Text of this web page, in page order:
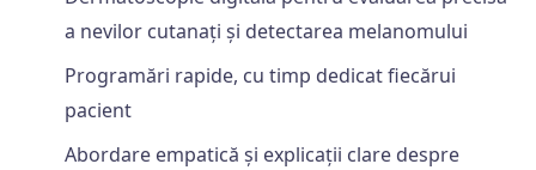
a nevilor cutanați și detectarea melanomului
Programări rapide, cu timp dedicat fiecărui
pacient
Abordare empatică și explicații clare despre